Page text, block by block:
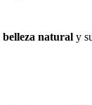
belleza natural y